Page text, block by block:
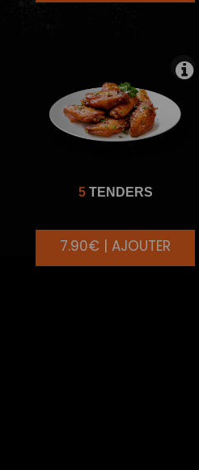
5TENDERS
7.90€ | AJOUTER